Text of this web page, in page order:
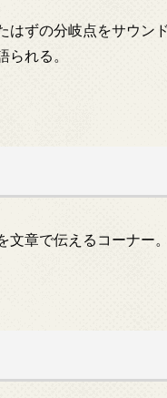
はずの分岐点をサウン
られる。
章で伝えるコーナー。